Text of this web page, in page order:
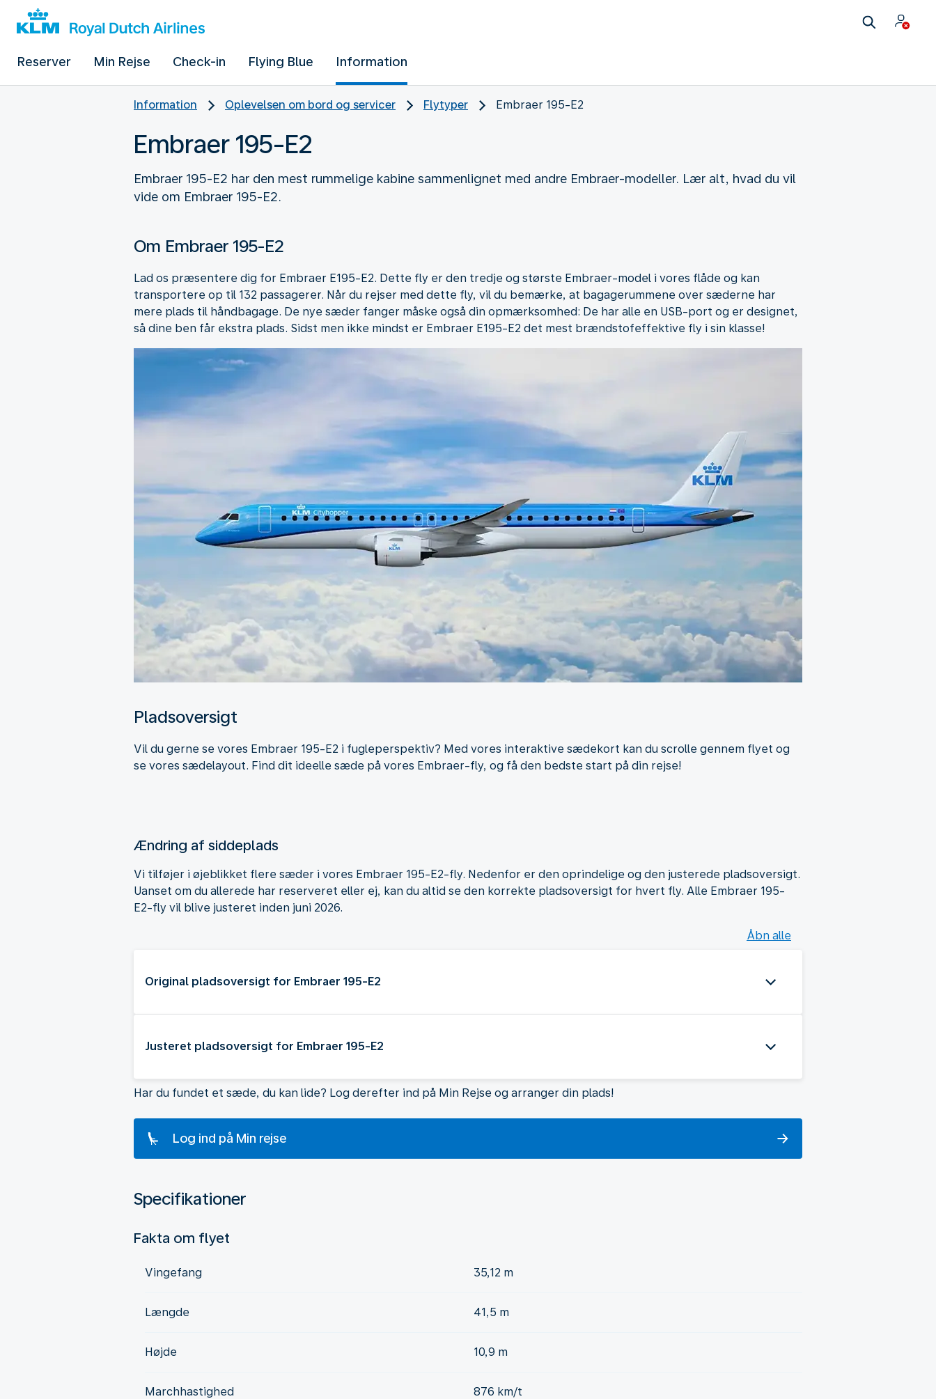
Reserver Min Rejse Check-in Flying Blue Information
Information Oplevelsen om bord og servicer Flytyper Embraer 195-E2
Embraer 195-E2
Embraer 195-E2 har den mest rummelige kabine sammenlignet med andre Embraer-modeller. Lær alt, hvad du vil
vide om Embraer 195-E2.
Om Embraer 195-E2
Lad os præsentere dig for Embraer E195-E2. Dette fly er den tredje og største Embraer-model i vores flåde og kan
transportere op til 132 passagerer. Når du rejser med dette fly, vil du bemærke, at bagagerummene over sæderne har
mere plads til håndbagage. De nye sæder fanger måske også din opmærksomhed: De har alle en USB-port og er designet,
så dine ben får ekstra plads. Sidst men ikke mindst er Embraer E195-E2 det mest brændstofeffektive fly i sin klasse!
Pladsoversigt
Vil du gerne se vores Embraer 195-E2 i fugleperspektiv? Med vores interaktive sædekort kan du scrolle gennem flyet og
se vores sædelayout. Find dit ideelle sæde på vores Embraer-fly, og få den bedste start på din rejse!
Ændring af siddeplads
Vi tilføjer i øjeblikket flere sæder i vores Embraer 195-E2-fly. Nedenfor er den oprindelige og den justerede pladsoversigt.
Uanset om du allerede har reserveret eller ej, kan du altid se den korrekte pladsoversigt for hvert fly. Alle Embraer 195-
E2-fly vil blive justeret inden juni 2026.
Åbn alle
Original pladsoversigt for Embraer 195-E2
Justeret pladsoversigt for Embraer 195-E2
Har du fundet et sæde, du kan lide? Log derefter ind på Min Rejse og arranger din plads!
Log ind på Min rejse
Specifikationer
Fakta om flyet
Vingefang 35,12 m
Længde 41,5 m
Højde 10,9 m
Marchhastighed 876 km/t